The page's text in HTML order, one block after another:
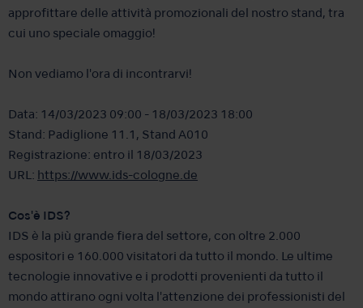
approfittare delle attività promozionali del nostro stand, tra
cui uno speciale omaggio!
Non vediamo l'ora di incontrarvi!
Data: 14/03/2023 09:00 - 18/03/2023 18:00
Stand: Padiglione 11.1, Stand A010
Registrazione: entro il 18/03/2023
URL: https://www.ids-cologne.de
Cos'è IDS?
IDS è la più grande fiera del settore, con oltre 2.000
espositori e 160.000 visitatori da tutto il mondo. Le ultime
tecnologie innovative e i prodotti provenienti da tutto il
mondo attirano ogni volta l'attenzione dei professionisti del